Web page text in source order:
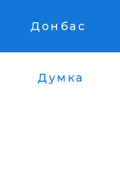
Донбас
Думка